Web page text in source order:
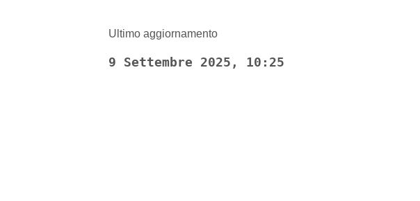
Ultimo aggiornamento
9 Settembre 2025, 10:25